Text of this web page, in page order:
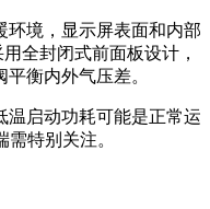
环境，显示屏表面和内部
全封闭式前面板设计，
衡内外气压差。
温启动功耗可能是正常运
特别关注。